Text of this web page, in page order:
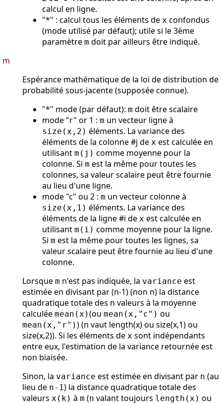
calcul en ligne.
"*" : calcul tous les éléments de x confondus
(mode utilisé par défaut); utile si le 3ème
paramètre m doit par ailleurs être indiqué.
m
Espérance mathématique de la loi de distribution de
probabilité sous-jacente (supposée connue).
"*" mode (par défaut): m doit être scalaire
mode "r" or 1 : m un vecteur ligne à
size(x,2) éléments. La variance des
éléments de la colonne #j de x est calculée en
utilisant m(j) comme moyenne pour la
colonne. Si m est la même pour toutes les
colonnes, sa valeur scalaire peut être fournie
au lieu d'une ligne.
mode "c" ou 2 : m un vecteur colonne à
size(x,1) éléments. La variance des
éléments de la ligne #i de x est calculée en
utilisant m(i) comme moyenne pour la ligne.
Si m est la même pour toutes les lignes, sa
valeur scalaire peut être fournie au lieu d'une
colonne.
Lorsque m n'est pas indiquée, la variance est
estimée en divisant par (n-1) (non n) la distance
quadratique totale des n valeurs à la moyenne
calculée mean(x)(ou mean(x,"c") ou
mean(x,"r")) (n vaut length(x) ou size(x,1) ou
size(x,2)). Si les éléments de x sont indépendants
entre eux, l'estimation de la variance retournée est
non biaisée.
Sinon, la variance est estimée en divisant par n (au
lieu de n-1) la distance quadratique totale des
valeurs x(k) à m (n valant toujours length(x) ou